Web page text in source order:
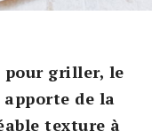
griller, le
apporte de la
texture à